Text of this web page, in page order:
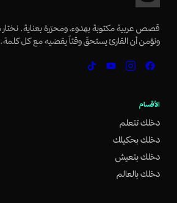
قصص عربية مكتوبة بهدوء، ومحرّرة بعناية. نختار
ونؤمن أن القارئ يستحقّ وقتاً يقضيه مع كل كلمة.
الأقسام
دخلك تتعلم
دخلك بحكيلك
دخلك بتعيش
دخلك بالعالم